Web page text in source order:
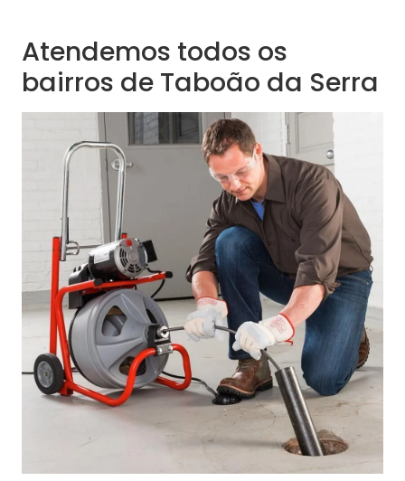
Atendemos todos os
bairros de Taboão da Serra